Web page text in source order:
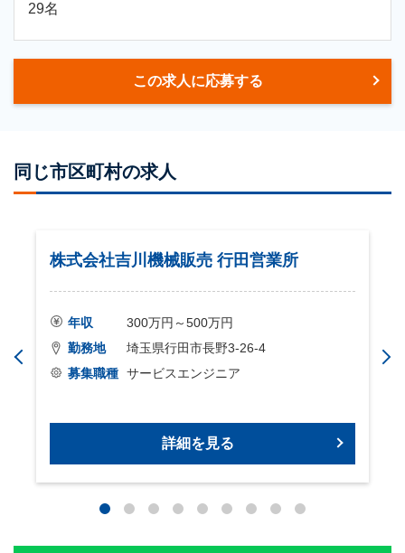
29名
この求人に応募する
同じ市区町村の求人
株式会社吉川機械販売 行田営業所
年収
300万円～500万円
勤務地
埼玉県行田市長野3-26-4
募集職種 サービスエンジニア
詳細を見る